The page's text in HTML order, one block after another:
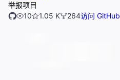
举报项目
10
1.05 K 264访问 GitHub